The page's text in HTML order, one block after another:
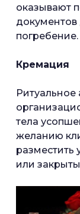
оказывают
документов
погребение.
Кремация
Ритуальное
тела
желанию
разместить
или